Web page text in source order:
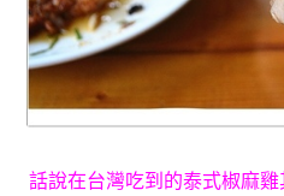
話說在台灣吃到的泰式椒麻